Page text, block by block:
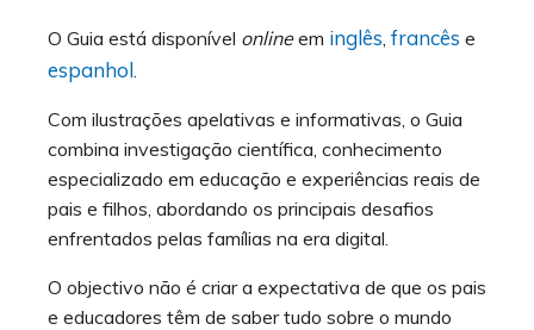
O Guia está disponível onlineem inglês, francês e
espanhol.
Com ilustrações apelativas e informativas, o Guia
combina investigação científica, conhecimento
especializado em educação e experiências reais de
pais e filhos, abordando os principais desafios
enfrentados pelas famílias na era digital.
O objectivo não é criar a expectativa de que os pais
e educadores têm de saber tudo sobre o mundo